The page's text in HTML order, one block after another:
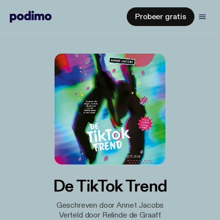
Probeer gratis
De TikTok Trend
Geschreven door Annet Jacobs
Verteld door Relinde de Graaff